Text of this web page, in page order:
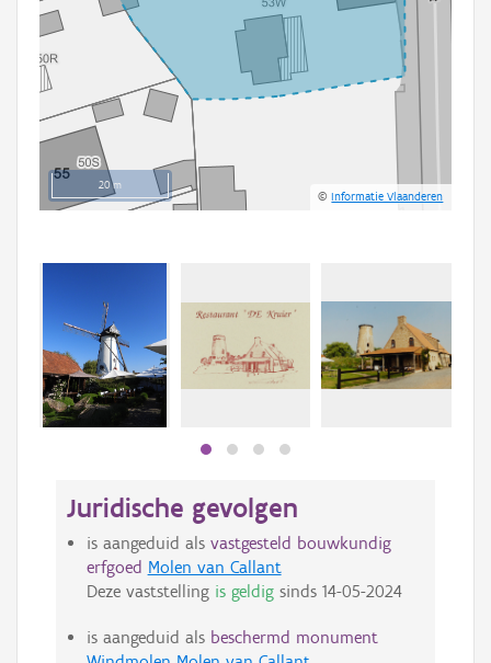
20 m
©Informatie Vlaanderen
Juridische gevolgen
is aangeduid als vastgesteld bouwkundig
erfgoed Molen van Callant
Deze vaststelling is geldigsinds 14-05-2024
is aangeduid als beschermd monument